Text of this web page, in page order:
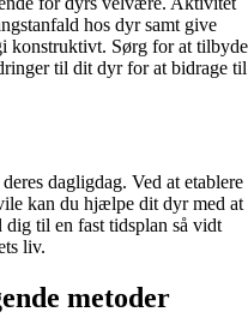
hos dyr samt give
konstruktivt. Sørg for at tilbyde
til dit dyr for at bidrage til
dagligdag. Ved at etablere
kan du hjælpe dit dyr med at
til en fast tidsplan så vidt
liv.
metoder